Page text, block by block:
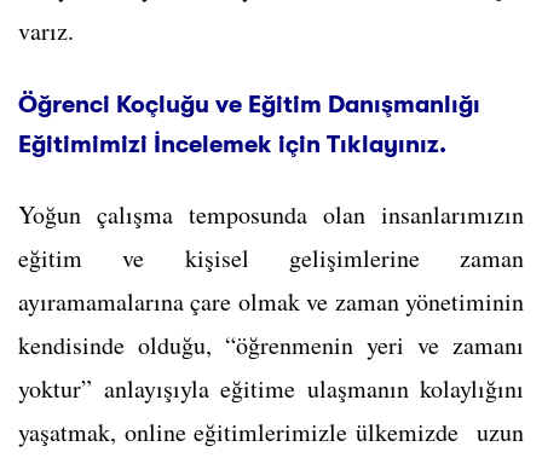
varız.
Öğrenci Koçluğu ve Eğitim Danışmanlığı
Eğitimimizi İncelemek için Tıklayınız.
Yoğun çalışma temposunda olan insanlarımızın
eğitim ve kişisel gelişimlerine zaman
ayıramamalarına çare olmak ve zaman yönetiminin
kendisinde olduğu, “öğrenmenin yeri ve zamanı
yoktur” anlayışıyla eğitime ulaşmanın kolaylığını
yaşatmak, online eğitimlerimizle ülkemizde uzun